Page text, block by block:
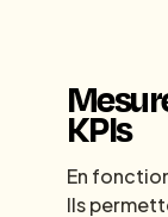
KPIs
En
Ils